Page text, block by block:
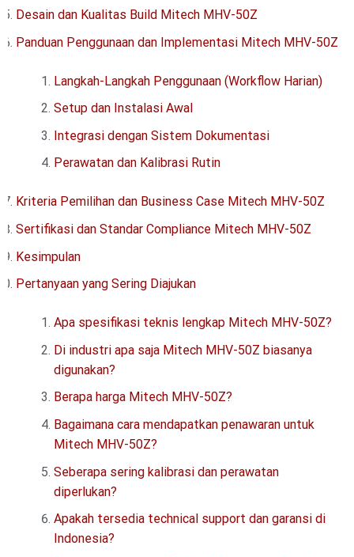
Desain dan Kualitas Build Mitech MHV-50Z
Panduan Penggunaan dan Implementasi Mitech MHV-50Z
Langkah-Langkah Penggunaan (Workflow Harian)
Setup dan Instalasi Awal
Integrasi dengan Sistem Dokumentasi
Perawatan dan Kalibrasi Rutin
Kriteria Pemilihan dan Business Case Mitech MHV-50Z
Sertifikasi dan Standar Compliance Mitech MHV-50Z
Kesimpulan
Pertanyaan yang Sering Diajukan
Apa spesifikasi teknis lengkap Mitech MHV-50Z?
Di industri apa saja Mitech MHV-50Z biasanya
digunakan?
Berapa harga Mitech MHV-50Z?
Bagaimana cara mendapatkan penawaran untuk
Mitech MHV-50Z?
Seberapa sering kalibrasi dan perawatan
diperlukan?
Apakah tersedia technical support dan garansi di
Indonesia?